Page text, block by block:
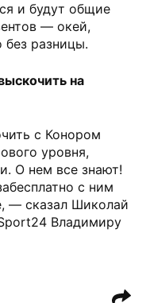
и будут общие
— окей,
разницы.
на
с Конором
уровня,
О нем все знают!
с ним
— сказал Шиколай
Владимиру